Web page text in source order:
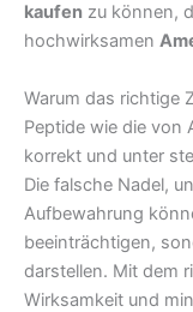
kaufen zu können,
hochwirksamen
Warum das richtige
Peptide wie die von
korrekt und unter
Die falsche Nadel,
Aufbewahrung
beeinträchtigen,
darstellen. Mit dem
Wirksamkeit und